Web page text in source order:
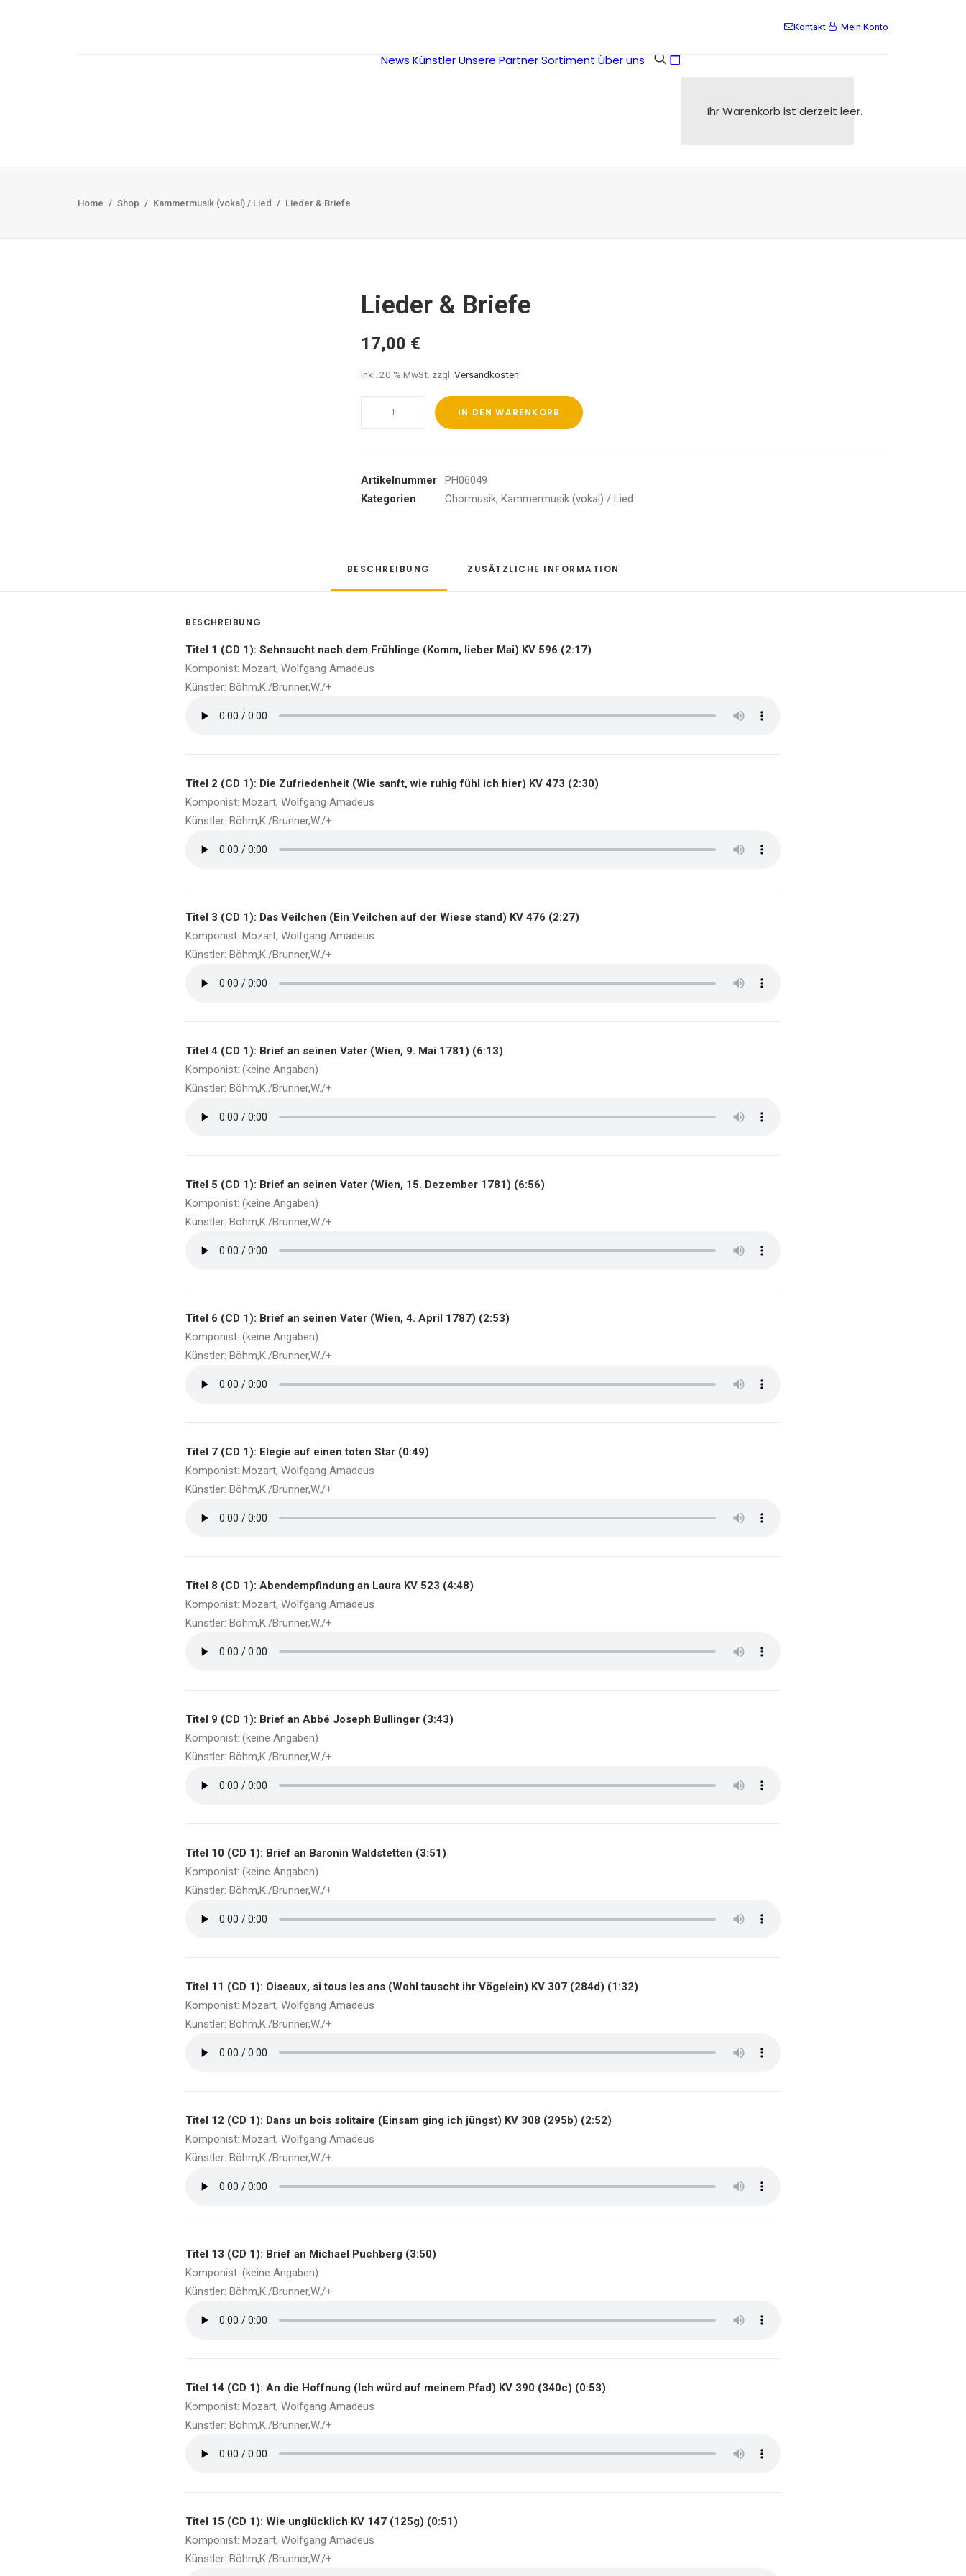
Kontakt Mein Konto
News KünstlerUnsere PartnerSortiment Über uns
Ihr Warenkorb ist derzeit leer.
Home Shop Kammermusik (vokal) / Lied Lieder & Briefe
Lieder & Briefe
17,00 €
inkl. 20 % MwSt. zzgl. Versandkosten
IN DEN WARENKORB
Artikelnummer
PH06049
Kategorien
Chormusik, Kammermusik (vokal) / Lied
BESCHREIBUNG ZUSÄTZLICHE INFORMATION
BESCHREIBUNG
Titel 1 (CD 1): Sehnsucht nach dem Frühlinge (Komm, lieber Mai) KV 596 (2:17)
Komponist: Mozart, Wolfgang Amadeus
Künstler: Böhm,K./Brunner,W./+
Titel 2 (CD 1): Die Zufriedenheit (Wie sanft, wie ruhig fühl ich hier) KV 473 (2:30)
Komponist: Mozart, Wolfgang Amadeus
Künstler: Böhm,K./Brunner,W./+
Titel 3 (CD 1): Das Veilchen (Ein Veilchen auf der Wiese stand) KV 476 (2:27)
Komponist: Mozart, Wolfgang Amadeus
Künstler: Böhm,K./Brunner,W./+
Titel 4 (CD 1): Brief an seinen Vater (Wien, 9. Mai 1781) (6:13)
Komponist: (keine Angaben)
Künstler: Böhm,K./Brunner,W./+
Titel 5 (CD 1): Brief an seinen Vater (Wien, 15. Dezember 1781) (6:56)
Komponist: (keine Angaben)
Künstler: Böhm,K./Brunner,W./+
Titel 6 (CD 1): Brief an seinen Vater (Wien, 4. April 1787) (2:53)
Komponist: (keine Angaben)
Künstler: Böhm,K./Brunner,W./+
Titel 7 (CD 1): Elegie auf einen toten Star (0:49)
Komponist: Mozart, Wolfgang Amadeus
Künstler: Böhm,K./Brunner,W./+
Titel 8 (CD 1): Abendempfindung an Laura KV 523 (4:48)
Komponist: Mozart, Wolfgang Amadeus
Künstler: Böhm,K./Brunner,W./+
Titel 9 (CD 1): Brief an Abbé Joseph Bullinger (3:43)
Komponist: (keine Angaben)
Künstler: Böhm,K./Brunner,W./+
Titel 10 (CD 1): Brief an Baronin Waldstetten (3:51)
Komponist: (keine Angaben)
Künstler: Böhm,K./Brunner,W./+
Titel 11 (CD 1): Oiseaux, si tous les ans (Wohl tauscht ihr Vögelein) KV 307 (284d) (1:32)
Komponist: Mozart, Wolfgang Amadeus
Künstler: Böhm,K./Brunner,W./+
Titel 12 (CD 1): Dans un bois solitaire (Einsam ging ich jüngst) KV 308 (295b) (2:52)
Komponist: Mozart, Wolfgang Amadeus
Künstler: Böhm,K./Brunner,W./+
Titel 13 (CD 1): Brief an Michael Puchberg (3:50)
Komponist: (keine Angaben)
Künstler: Böhm,K./Brunner,W./+
Titel 14 (CD 1): An die Hoffnung (Ich würd auf meinem Pfad) KV 390 (340c) (0:53)
Komponist: Mozart, Wolfgang Amadeus
Künstler: Böhm,K./Brunner,W./+
Titel 15 (CD 1): Wie unglücklich KV 147 (125g) (0:51)
Komponist: Mozart, Wolfgang Amadeus
Künstler: Böhm,K./Brunner,W./+